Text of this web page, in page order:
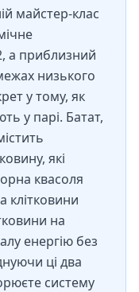
майстер-клас
а приблизний
низького
у тому, як
у парі. Батат,
які
квасоля
клітковини
на
енергію без
ці два
систему